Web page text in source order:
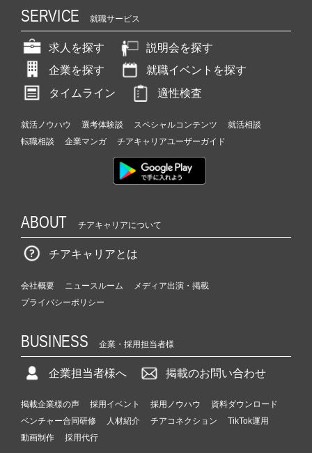
SERVICE 就職サービス
求人を探す
説明会を探す
企業を探す
就職イベントを探す
タイムライン
適性検査
就活ノウハウ 選考体験談 スペシャルコンテンツ
就活相談
転職相談
企業マンガ チアキャリアユーザーガイド
ABOUT チアキャリアについて
チアキャリアとは
会社概要 ニュースルーム
メディア出演・掲載
プライバシーポリシー
BUSINESS 企業・採用担当者様
企業担当者様へ 掲載のお問い合わせ
掲載企業様の声 採用イベント 採用ノウハウ
資料ダウンロード
ベンチャー合同研修
人材紹介 チアコネクション
TikTok運用
動画制作
採用代行